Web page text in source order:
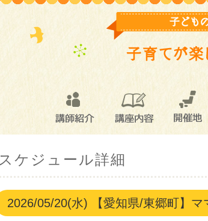
スケジュール詳細
2026/05/20(水) 【愛知県/東郷町】マ